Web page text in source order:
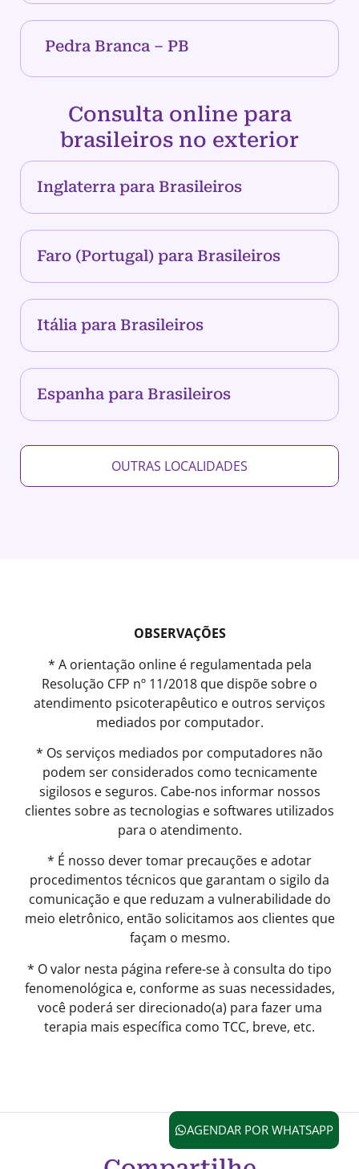
Pedra Branca – PB
Consulta online para
brasileiros no exterior
Inglaterra para Brasileiros
Faro (Portugal) para Brasileiros
Itália para Brasileiros
Espanha para Brasileiros
OUTRAS LOCALIDADES
OBSERVAÇÕES
* A orientação online é regulamentada pela
Resolução CFP nº 11/2018 que dispõe sobre o
atendimento psicoterapêutico e outros serviços
mediados por computador.
* Os serviços mediados por computadores não
podem ser considerados como tecnicamente
sigilosos e seguros. Cabe-nos informar nossos
clientes sobre as tecnologias e softwares utilizados
para o atendimento.
* É nosso dever tomar precauções e adotar
procedimentos técnicos que garantam o sigilo da
comunicação e que reduzam a vulnerabilidade do
meio eletrônico, então solicitamos aos clientes que
façam o mesmo.
* O valor nesta página refere-se à consulta do tipo
fenomenológica e, conforme as suas necessidades,
você poderá ser direcionado(a) para fazer uma
terapia mais específica como TCC, breve, etc.
AGENDAR POR WHATSAPP